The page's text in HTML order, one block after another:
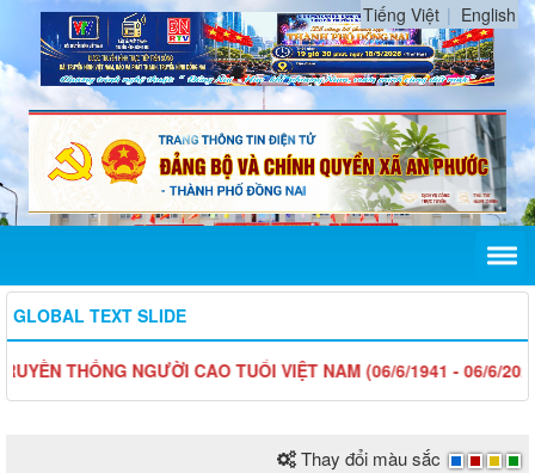
Tiếng Việt English
GLOBAL TEXT SLIDE
THỐNG NGƯỜI CAO TUỔI VIỆT NAM (06/6/1941 - 06/6/2026)
Thay đổi màu sắc